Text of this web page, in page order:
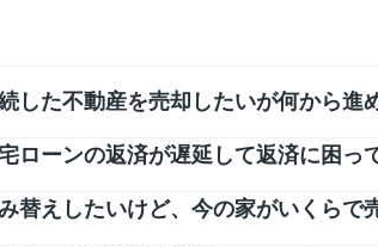
した不動産を売却したいが何から進
ローンの返済が遅延して返済に困っ
替えしたいけど、今の家がいくらで